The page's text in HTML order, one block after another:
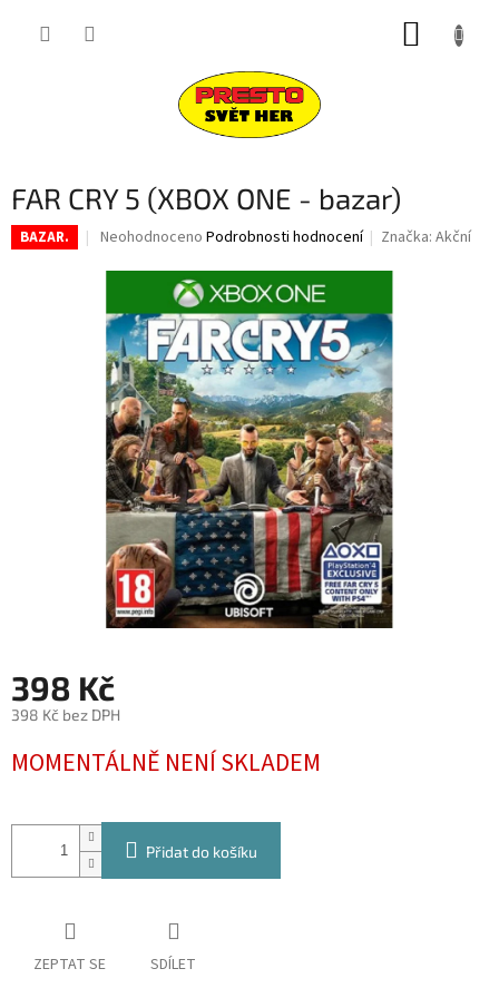
FAR CRY 5 (XBOX ONE - bazar)
BAZAR.
Průměrné
produktu
0,0
z
5
hvězdiček.
Neohodnoceno Podrobnosti hodnocení Značka:Akční
398 Kč
398 Kč bez DPH
cena:
MOMENTÁLNĚ NENÍ SKLADEM
Přidat do košíku
ZEPTAT SE SDÍLET